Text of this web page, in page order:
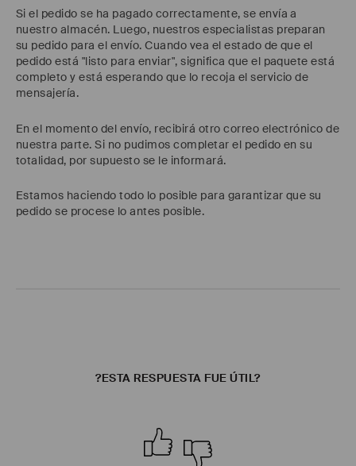
Si el pedido se ha pagado correctamente, se envía a
nuestro almacén. Luego, nuestros especialistas preparan
su pedido para el envío. Cuando vea el estado de que el
pedido está "listo para enviar", significa que el paquete está
completo y está esperando que lo recoja el servicio de
mensajería.
En el momento del envío, recibirá otro correo electrónico de
nuestra parte. Si no pudimos completar el pedido en su
totalidad, por supuesto se le informará.
Estamos haciendo todo lo posible para garantizar que su
pedido se procese lo antes posible.
?ESTA RESPUESTA FUE ÚTIL?